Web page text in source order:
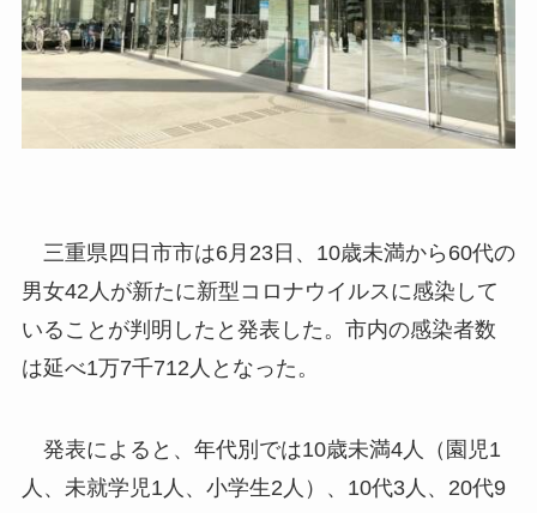
三重県四日市市は6月23日、10歳未満から60代の
男女42人が新たに新型コロナウイルスに感染して
いることが判明したと発表した。市内の感染者数
は延べ1万7千712人となった。
発表によると、年代別では10歳未満4人（園児1
人、未就学児1人、小学生2人）、10代3人、20代9